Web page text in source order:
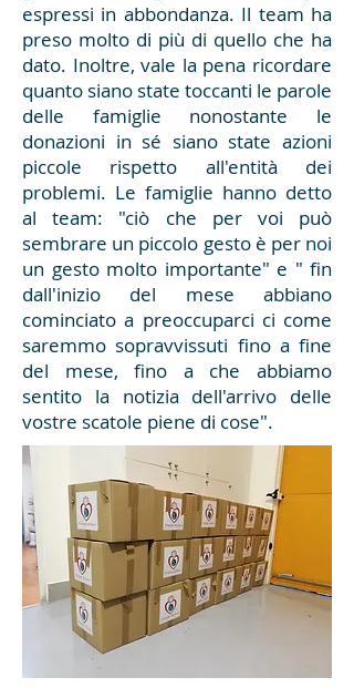
espressi in abbondanza. Il team ha
preso molto di più di quello che ha
dato. Inoltre, vale la pena ricordare
quanto siano state toccanti le parole
delle famiglie nonostante le
donazioni in sé siano state azioni
piccole rispetto all'entità dei
problemi. Le famiglie hanno detto
al team: "ciò che per voi può
sembrare un piccolo gesto è per noi
un gesto molto importante" e " fin
dall'inizio del mese abbiano
cominciato a preoccuparci ci come
saremmo sopravvissuti fino a fine
del mese, fino a che abbiamo
sentito la notizia dell'arrivo delle
vostre scatole piene di cose".